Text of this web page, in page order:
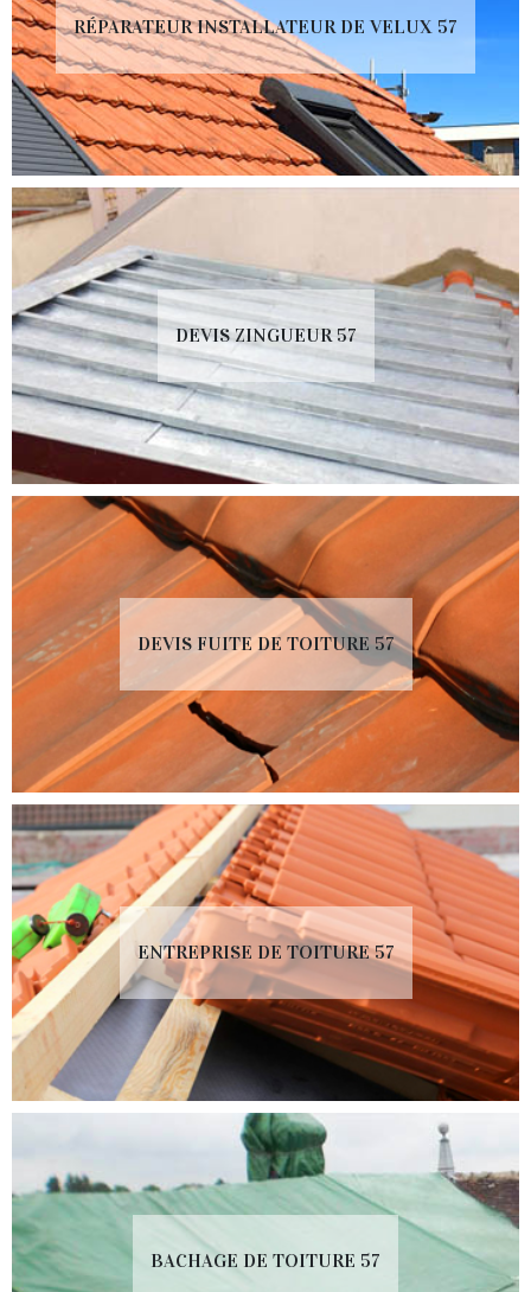
RÉPARATEUR INSTALLATEUR DE VELUX 57
DEVIS ZINGUEUR 57
DEVIS FUITE DE TOITURE 57
ENTREPRISE DE TOITURE 57
BACHAGE DE TOITURE 57